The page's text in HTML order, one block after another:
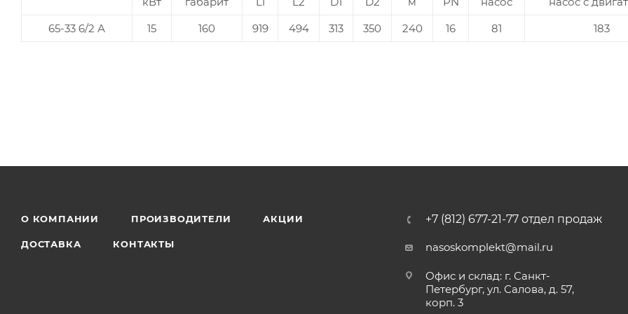
65-33 6/2 А
15 160 919 494 313 350 240 16 81 183
О КОМПАНИИ ПРОИЗВОДИТЕЛИ АКЦИИ
ДОСТАВКА КОНТАКТЫ
+7 (812) 677-21-77 отдел продаж
nasoskomplekt@mail.ru
Офис и склад: г. Санкт-
Петербург, ул. Салова, д. 57,
корп. 3